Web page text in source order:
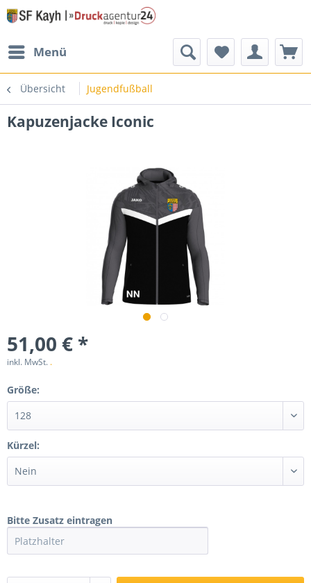
Menü
Übersicht Jugendfußball
Kapuzenjacke Iconic
51,00 € *
inkl. MwSt. .
Größe:
Kürzel:
Bitte Zusatz eintragen